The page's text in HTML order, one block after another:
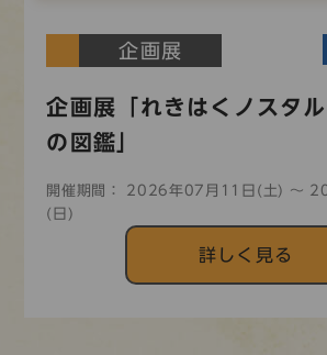
企画展
企画展「れきはくノスタ
の図鑑」
開催期間： 2026年07月11日(土) 〜
(日)
詳しく見る